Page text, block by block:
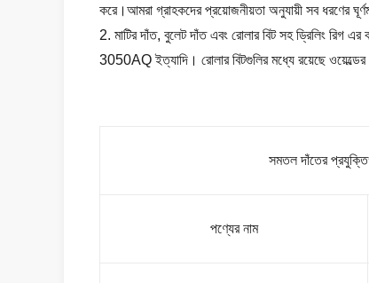
করে।আমরা গ্রাহকদের প্রয়োজনীয়তা অনুযায়ী সব ধরণের
2. মাটির দাঁত, বুলেট দাঁত এবং রোলার বিট সহ ড্রিলিং
3050AQ ইত্যাদি। রোলার বিটগুলির মধ্যে রয়েছে ওয়েল্ডের
সমতল দাঁতের
পণ্যের নাম